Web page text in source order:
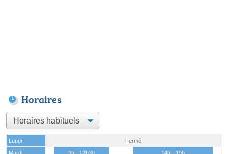
Horaires
Lundi
Fermé
Mardi
9h - 12h30
14h - 19h